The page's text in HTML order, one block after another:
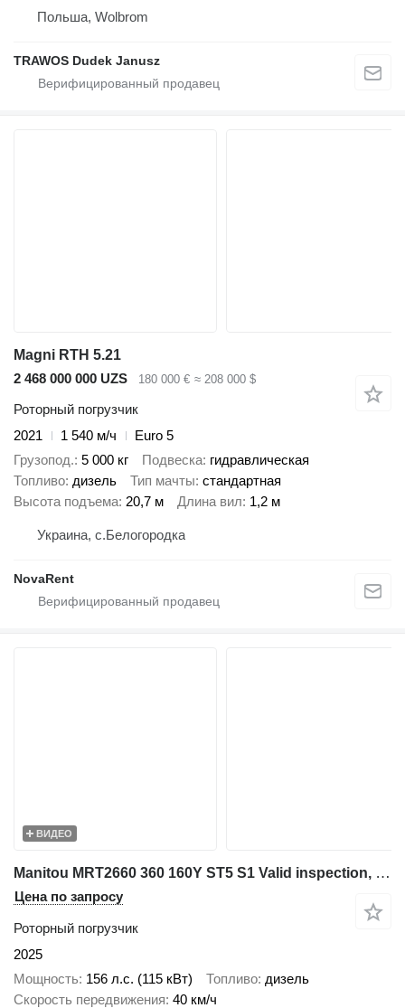
Польша, Wolbrom
TRAWOS Dudek Janusz
Magni RTH 5.21
2 468 000 000 UZS
180 000 € ≈ 208 000 $
Роторный погрузчик
2021
1 540 м/ч
Euro 5
Грузопод. 5 000 кг Подвеска гидравлическая
Топливо дизель Тип мачты стандартная
Высота подъема 20,7 м Длина вил 1,2 м
Украина, с.Белогородка
NovaRent
ВИДЕО
Manitou MRT2660 360 160Y ST5 S1 Valid inspection, *Guarant
Цена по запросу
Роторный погрузчик
2025
Мощность 156 л.с. (115 кВт) Топливо дизель
Скорость передвижения 40 км/ч